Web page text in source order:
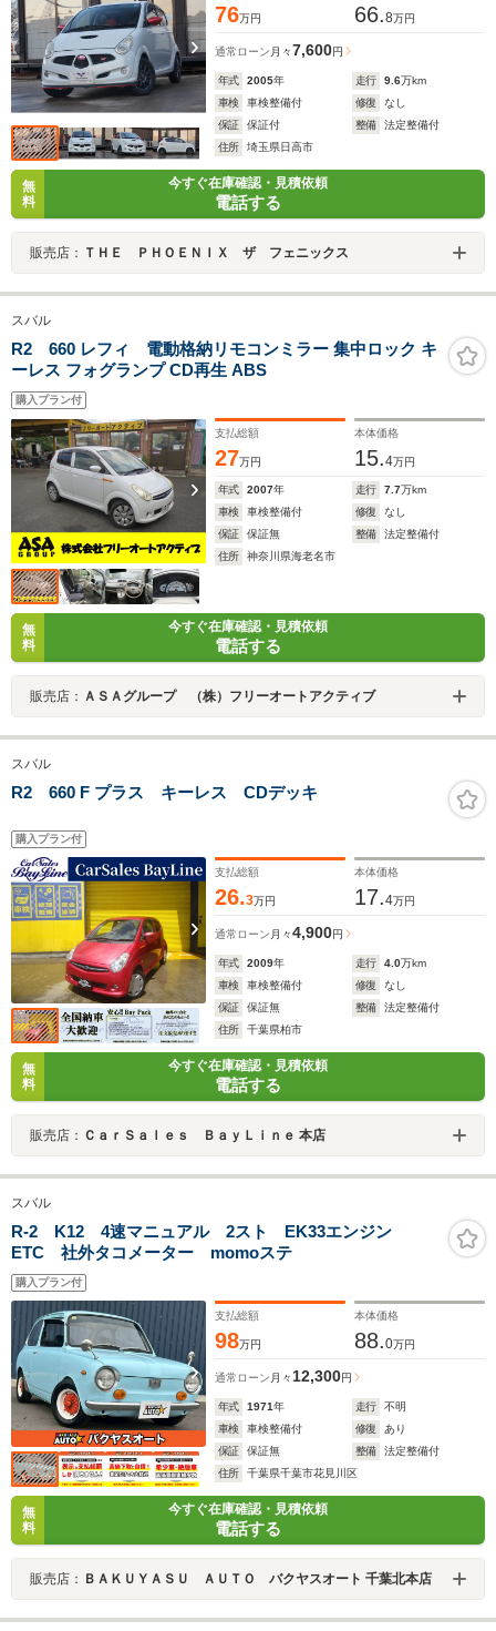
76万円 66.8万円
通常ローン 月々7,600円
年式 2005年 走行 9.6万km
車検
車検整備付 修復
なし
保証
保証付 整備
法定整備付
住所
埼玉県日高市
無
料
今すぐ在庫確認・見積依頼
電話する
販売店： ＴＨＥ ＰＨＯＥＮＩＸ ザ フェニックス
スバル
R2 660 レフィ 電動格納リモコンミラー 集中ロック キ
ーレス フォグランプ CD再生 ABS
購入プラン付
支払総額
27万円
本体価格
15.4万円
年式 2007年 走行 7.7万km
車検
車検整備付 修復
なし
保証
保証無 整備
法定整備付
住所
神奈川県海老名市
無
料
今すぐ在庫確認・見積依頼
電話する
販売店： ＡＳＡグループ （株）フリーオートアクティブ
スバル
R2 660 F プラス キーレス CDデッキ
購入プラン付
支払総額
26.3万円
本体価格
17.4万円
通常ローン 月々4,900円
年式 2009年 走行 4.0万km
車検
車検整備付 修復
なし
保証
保証無 整備
法定整備付
住所
千葉県柏市
無
料
今すぐ在庫確認・見積依頼
電話する
販売店： ＣａｒＳａｌｅｓ ＢａｙＬｉｎｅ 本店
スバル
R-2 K12 4速マニュアル 2スト EK33エンジン
ETC 社外タコメーター momoステ
購入プラン付
支払総額
98万円
本体価格
88.0万円
通常ローン 月々 12,300円
年式 1971年 走行
不明
車検
車検整備付 修復
あり
保証
保証無 整備
法定整備付
住所
千葉県千葉市花見川区
無
料
今すぐ在庫確認・見積依頼
電話する
販売店： ＢＡＫＵＹＡＳＵ ＡＵＴＯ バクヤスオート 千葉北本店